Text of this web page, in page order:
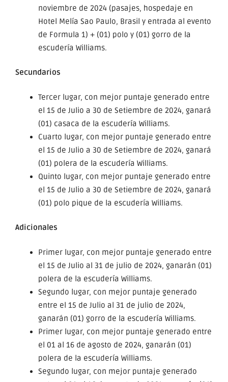
noviembre de 2024 (pasajes, hospedaje en
Hotel Melía Sao Paulo, Brasil y entrada al evento
de Formula 1) + (01) polo y (01) gorro de la
escudería Williams.
Secundarios
Tercer lugar, con mejor puntaje generado entre
el 15 de Julio a 30 de Setiembre de 2024, ganará
(01) casaca de la escudería Williams.
Cuarto lugar, con mejor puntaje generado entre
el 15 de Julio a 30 de Setiembre de 2024, ganará
(01) polera de la escudería Williams.
Quinto lugar, con mejor puntaje generado entre
el 15 de Julio a 30 de Setiembre de 2024, ganará
(01) polo pique de la escudería Williams.
Adicionales
Primer lugar, con mejor puntaje generado entre
el 15 de Julio al 31 de julio de 2024, ganarán (01)
polera de la escudería Williams.
Segundo lugar, con mejor puntaje generado
entre el 15 de Julio al 31 de julio de 2024,
ganarán (01) gorro de la escudería Williams.
Primer lugar, con mejor puntaje generado entre
el 01 al 16 de agosto de 2024, ganarán (01)
polera de la escudería Williams.
Segundo lugar, con mejor puntaje generado